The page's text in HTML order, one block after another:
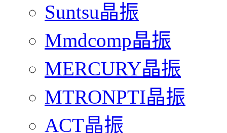
Suntsu晶振
Mmdcomp晶振
MERCURY晶振
MTRONPTI晶振
ACT晶振